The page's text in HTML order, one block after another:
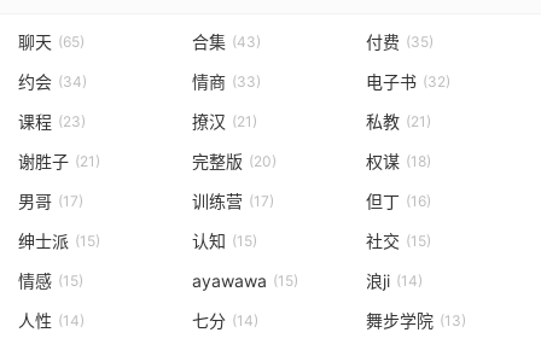
聊天 (65) 合集 (43) 付费 (35)
约会 (34) 情商 (33) 电子书 (32)
课程 (23) 撩汉 (21) 私教 (21)
谢胜子 (21) 完整版 (20) 权谋 (18)
男哥 (17) 训练营 (17) 但丁 (16)
绅士派 (15) 认知 (15) 社交 (15)
情感 (15) ayawawa (15) 浪ji (14)
人性 (14) 七分 (14) 舞步学院 (13)